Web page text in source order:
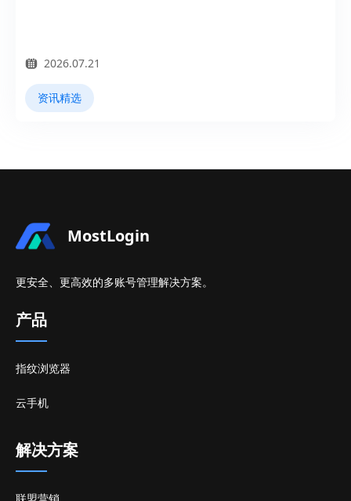
2026.07.21
资讯精选
MostLogin
更安全、更高效的多账号管理解决方案。
产品
指纹浏览器
云手机
解决方案
联盟营销